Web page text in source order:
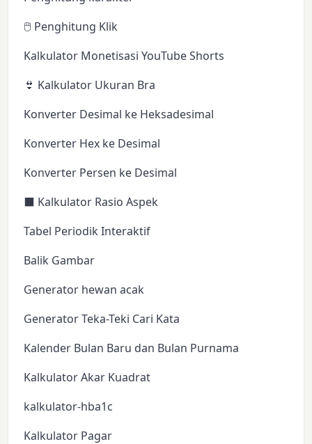
🖱️ Penghitung Klik
Kalkulator Monetisasi YouTube Shorts
👙 Kalkulator Ukuran Bra
Konverter Desimal ke Heksadesimal
Konverter Hex ke Desimal
Konverter Persen ke Desimal
⬛ Kalkulator Rasio Aspek
Tabel Periodik Interaktif
Balik Gambar
Generator hewan acak
Generator Teka-Teki Cari Kata
Kalender Bulan Baru dan Bulan Purnama
Kalkulator Akar Kuadrat
kalkulator-hba1c
Kalkulator Pagar